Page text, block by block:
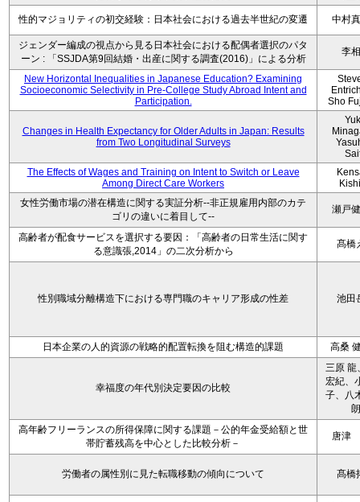
性的マジョリティの初交経験：日本社会における過去半世紀の変遷 中村
ジェンダー編成の視点から見る日本社会における配偶者選択のパタ
ーン : 「SSJDA第9回結婚・出産に関する調査(2016)」による分析
李
New Horizontal Inequalities in Japanese Education? Examining
Socioeconomic Selectivity in Pre-College Study Abroad Intent and
Participation.
Sho
Changes in Health Expectancy for Older Adults in Japan: Results
from Two Longitudinal Surveys
The Effects of Wages and Training on Intent to Switch or Leave
Among Direct Care Workers
女性労働市場の潜在構造に関する実証分析--非正規雇用内部のカテ
ゴリの違いに着目して--
瀬戸
高齢者が配食サービスを選択する要因：「高齢者の日常生活に関す
る意識張,2014」の二次分析から
髙橋
性別職域分離構造下における専門職のキャリア形成の性差 池田
日本企業の人的資源の戦略的配置転換を阻む構造的課題 高桑
幸福度の年代別決定要因の比較
三原 龍
宏紀、
子、八
朗
高年齢フリーランスの所得保障に関する課題－公的年金受給額と世
帯貯蓄残高を中心とした比較分析－
唐津
労働者の属性別に見た転職移動の傾向について 髙橋